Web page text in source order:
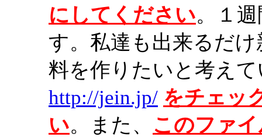
にしてください。１
す。私達も出来るだ
料を作りたいと考え
http://jein.jp/ をチェッ
い。また、
このファ